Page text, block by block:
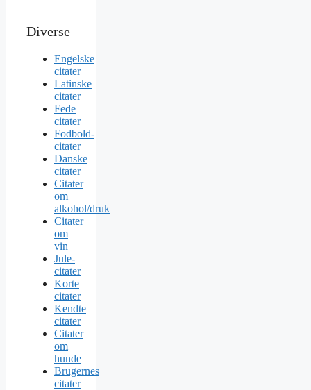
Diverse
Engelske
citater
Latinske
citater
Fede
citater
Fodbold-
citater
Danske
citater
Citater
om
alkohol/druk
Citater
om
vin
Jule-
citater
Korte
citater
Kendte
citater
Citater
om
hunde
Brugernes
citater